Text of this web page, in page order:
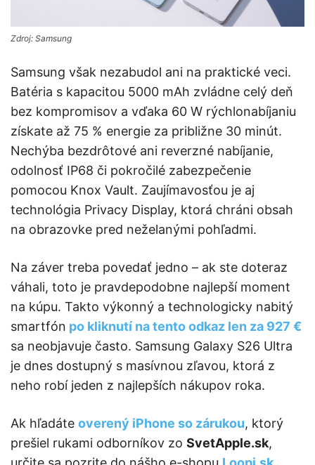
Zdroj: Samsung
Samsung však nezabudol ani na praktické veci.
Batéria s kapacitou 5000 mAh zvládne celý deň
bez kompromisov a vďaka 60 W rýchlonabíjaniu
získate až 75 % energie za približne 30 minút.
Nechýba bezdrôtové ani reverzné nabíjanie,
odolnosť IP68 či pokročilé zabezpečenie
pomocou Knox Vault. Zaujímavosťou je aj
technológia Privacy Display, ktorá chráni obsah
na obrazovke pred neželanými pohľadmi.
Na záver treba povedať jedno – ak ste doteraz
váhali, toto je pravdepodobne najlepší moment
na kúpu. Takto výkonný a technologicky nabitý
smartfón po kliknutí na tento odkaz len za 927 €
sa neobjavuje často. Samsung Galaxy S26 Ultra
je dnes dostupný s masívnou zľavou, ktorá z
neho robí jeden z najlepších nákupov roka.
Ak hľadáte overený iPhone so zárukou, ktorý
prešiel rukami odborníkov zo SvetApple.sk,